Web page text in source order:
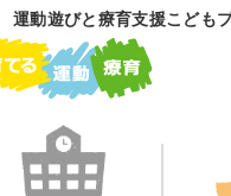
動遊びと療育支援こども